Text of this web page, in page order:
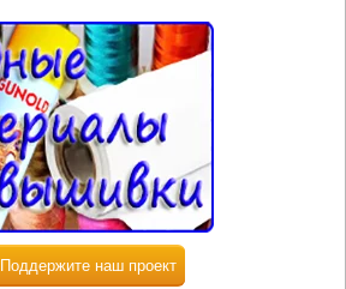
Поддержите наш проект